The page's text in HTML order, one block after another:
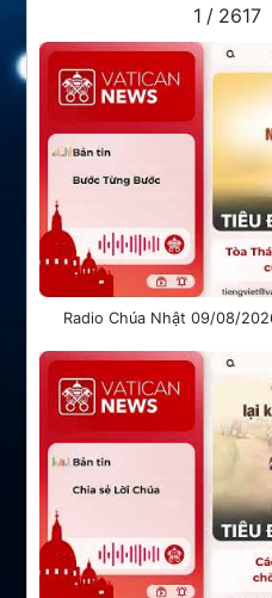
1 / 2617
Radio Chúa Nhật 09/08/